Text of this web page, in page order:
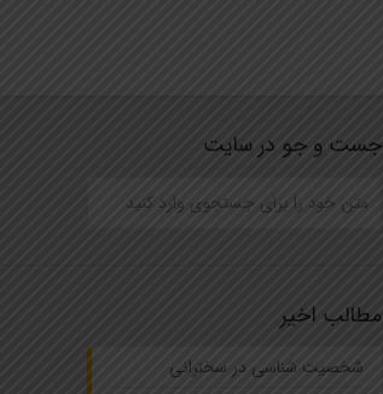
جست و جو در سایت
مطالب اخیر
شخصیت شناسی در سخنرانی